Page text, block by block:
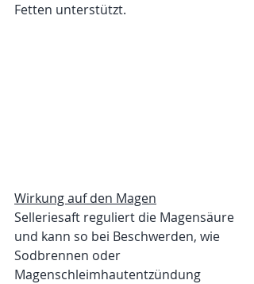
Fetten unterstützt.
Wirkung auf den Magen
Selleriesaft reguliert die Magensäure
und kann so bei Beschwerden, wie
Sodbrennen oder
Magenschleimhautentzündung